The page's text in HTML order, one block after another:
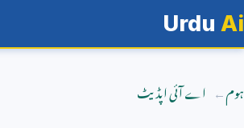
Urdu Ai
ہوم اے آئی اپڈیٹ